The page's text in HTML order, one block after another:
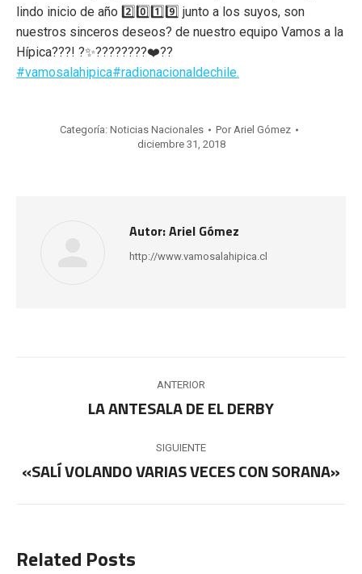
lindo inicio de año 2️⃣0️⃣1️⃣9️⃣ junto a los suyos, son
nuestros sinceros deseos? de nuestro equipo Vamos a la
Hípica???! ?✨????????❤️??
#vamosalahipica#radionacionaldechile.
Categoría: Noticias Nacionales PorAriel Gómez
diciembre 31, 2018
Autor:Ariel Gómez
http://www.vamosalahipica.cl
publicaciones
ANTERIOR
Publicación
LA ANTESALA DE EL DERBY
SIGUIENTE
Publicación
«SALÍ VOLANDO VARIAS VECES CON SORANA»
Related Posts